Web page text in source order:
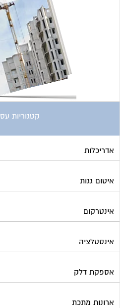
קטגוריות
אדריכלות
איטום גגות
אינטרקום
אינסטלציה
אספקת דלק
ארונות מתכת